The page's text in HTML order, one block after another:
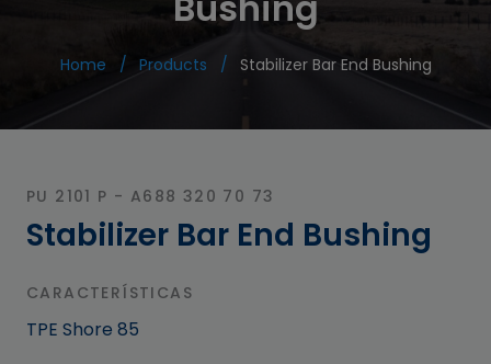
Home Products Stabilizer Bar End Bushing
PU 2101 P - A688 320 70 73
Stabilizer Bar End Bushing
CARACTERÍSTICAS
TPE Shore 85